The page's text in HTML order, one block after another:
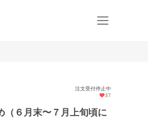
注文受付停止中
37
（６月末〜７月上旬頃に